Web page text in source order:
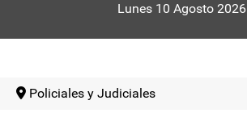
Lunes 10 Agosto 2026
Policiales y Judiciales